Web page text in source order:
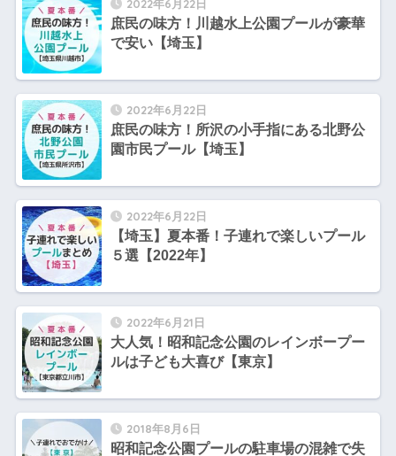
2022年6月22日
庶民の味方！川越水上公園プールが豪華
で安い【埼玉】
2022年6月22日
庶民の味方！所沢の小手指にある北野公
園市民プール【埼玉】
2022年6月22日
【埼玉】夏本番！子連れで楽しいプール
５選【2022年】
2022年6月21日
大人気！昭和記念公園のレインボープー
ルは子ども大喜び【東京】
2018年8月6日
昭和記念公園プールの駐車場の混雑で失